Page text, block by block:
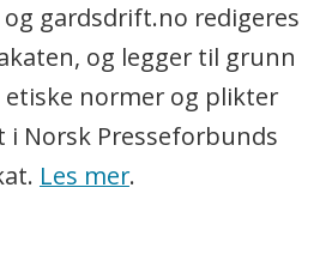
gardsdrift.no redigeres
og legger til grunn
normer og plikter
Norsk Presseforbunds
Les mer.